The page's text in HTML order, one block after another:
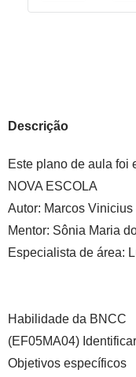
Descrição
Este plano de aula foi
NOVA ESCOLA
Autor: Marcos Vinicius
Mentor: Sônia Maria
Especialista de área:
Habilidade da BNCC
(EF05MA04)
Objetivos específicos